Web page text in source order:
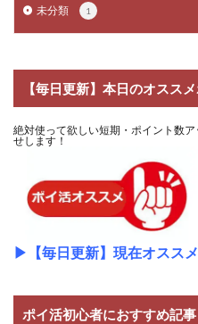
未分類 1
【毎日更新】本日のオスス
絶対使って欲しい短期・ポイント数
せします！
▶ 【毎日更新】現在オスス
ポイ活初心者におすすめ記事